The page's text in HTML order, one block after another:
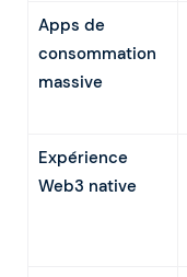
Apps de
consommation
massive
Expérience
Web3 native